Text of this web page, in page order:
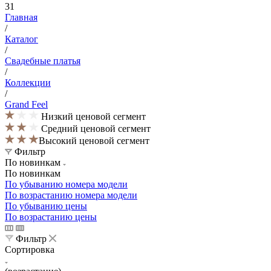
31
Главная
/
Каталог
/
Свадебные платья
/
Коллекции
/
Grand Feel
Низкий ценовой сегмент
Средний ценовой сегмент
Высокий ценовой сегмент
Фильтр
По новинкам
По новинкам
По убыванию номера модели
По возрастанию номера модели
По убыванию цены
По возрастанию цены
Фильтр
Сортировка